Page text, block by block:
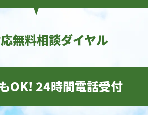
無料相談ダイヤル
OK! 24時間電話受付